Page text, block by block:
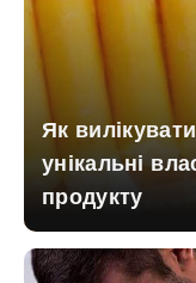
Як
унікальні
продукту